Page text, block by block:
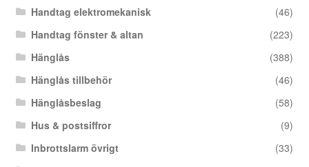
Handtag elektromekanisk
(46)
Handtag fönster & altan
(223)
Hänglås
(388)
Hänglås tillbehör
(46)
Hänglåsbeslag
(58)
Hus & postsiffror
(9)
Inbrottslarm övrigt
(33)